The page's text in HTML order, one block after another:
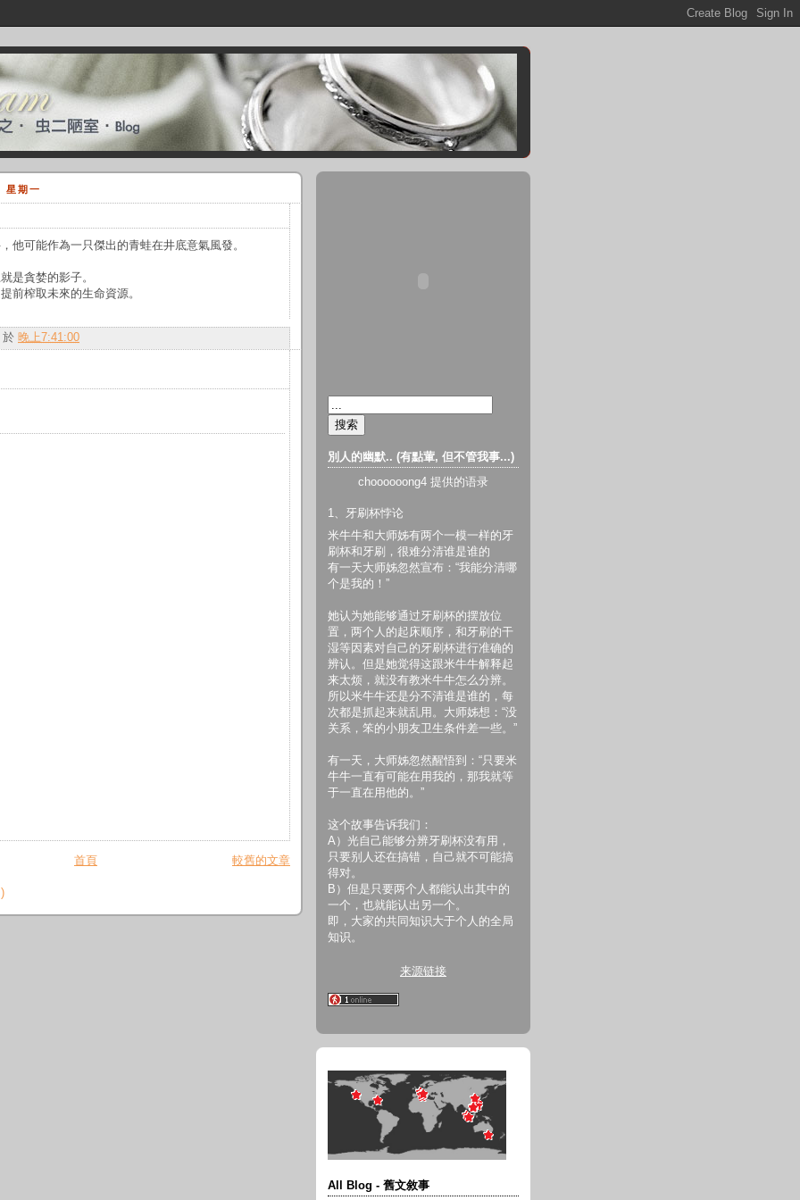
星期一
他可能作為一只傑出的青蛙在井底意氣風發。
是貪婪的影子。
前榨取未來的生命資源。
於 晚上7:41:00
較舊的文章
首頁
別人的幽默.. (有點葷, 但不管我事...)
choooooong4 提供的语录
1、牙刷杯悖论
米牛牛和大师姊有两个一模一样的牙
刷杯和牙刷，很难分清谁是谁的
有一天大师姊忽然宣布：“我能分清哪
个是我的！”
她认为她能够通过牙刷杯的摆放位
置，两个人的起床顺序，和牙刷的干
湿等因素对自己的牙刷杯进行准确的
辨认。但是她觉得这跟米牛牛解释起
来太烦，就没有教米牛牛怎么分辨。
所以米牛牛还是分不清谁是谁的，每
次都是抓起来就乱用。大师姊想：“没
关系，笨的小朋友卫生条件差一些。”
有一天，大师姊忽然醒悟到：“只要米
牛牛一直有可能在用我的，那我就等
于一直在用他的。”
这个故事告诉我们：
A）光自己能够分辨牙刷杯没有用，
只要别人还在搞错，自己就不可能搞
得对。
B）但是只要两个人都能认出其中的
一个，也就能认出另一个。
即，大家的共同知识大于个人的全局
知识。
来源链接
All Blog - 舊文敘事